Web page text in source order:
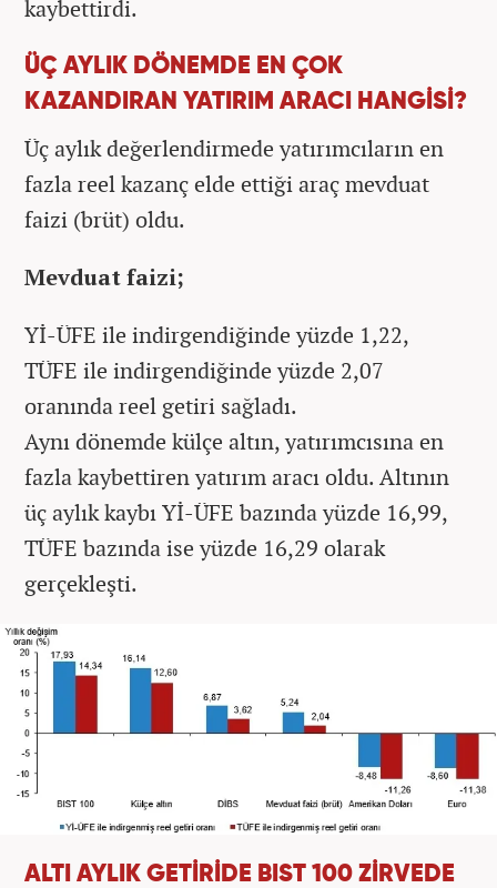
kaybettirdi.
ÜÇ AYLIK DÖNEMDE EN ÇOK
KAZANDIRAN YATIRIM ARACI HANGİSİ?
Üç aylık değerlendirmede yatırımcıların en
fazla reel kazanç elde ettiği araç mevduat
faizi (brüt) oldu.
Mevduat faizi;
Yİ-ÜFE ile indirgendiğinde yüzde 1,22,
TÜFE ile indirgendiğinde yüzde 2,07
oranında reel getiri sağladı.
Aynı dönemde külçe altın, yatırımcısına en
fazla kaybettiren yatırım aracı oldu. Altının
üç aylık kaybı Yİ-ÜFE bazında yüzde 16,99,
TÜFE bazında ise yüzde 16,29 olarak
gerçekleşti.
ALTI AYLIK GETİRİDE BIST 100 ZİRVEDE